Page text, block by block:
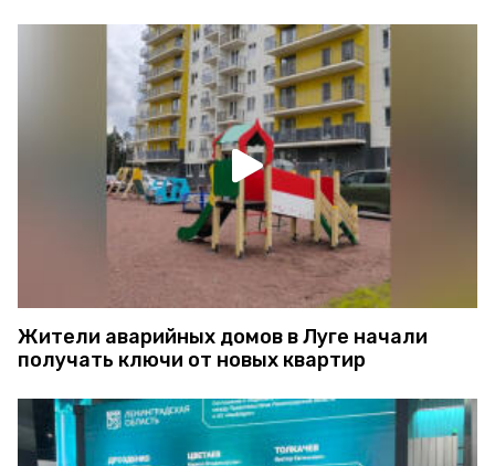
Жители аварийных домов в Луге начали
получать ключи от новых квартир